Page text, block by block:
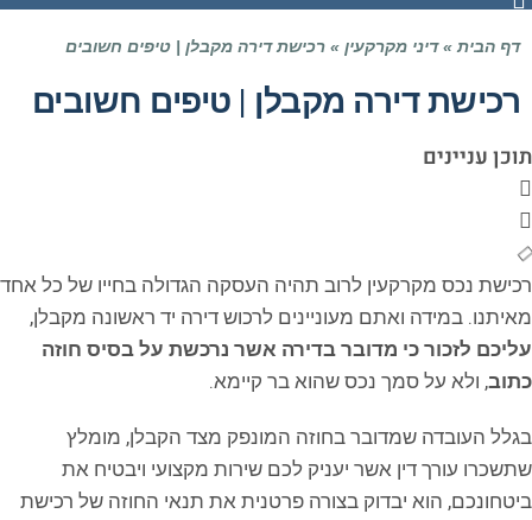
דף הבית »דיני מקרקעין » רכישת דירה מקבלן | טיפים חשובים
רכישת דירה מקבלן | טיפים חשובים
תוכן עניינים
רכישת נכס מקרקעין לרוב תהיה העסקה הגדולה בחייו של כל אחד
מאיתנו. במידה ואתם מעוניינים לרכוש דירה יד ראשונה מקבלן,
עליכם לזכור כי מדובר בדירה אשר נרכשת על בסיס חוזה
כתוב, ולא על סמך נכס שהוא בר קיימא.
בגלל העובדה שמדובר בחוזה המונפק מצד הקבלן, מומלץ
שתשכרו עורך דין אשר יעניק לכם שירות מקצועי ויבטיח את
ביטחונכם, הוא יבדוק בצורה פרטנית את תנאי החוזה של רכישת